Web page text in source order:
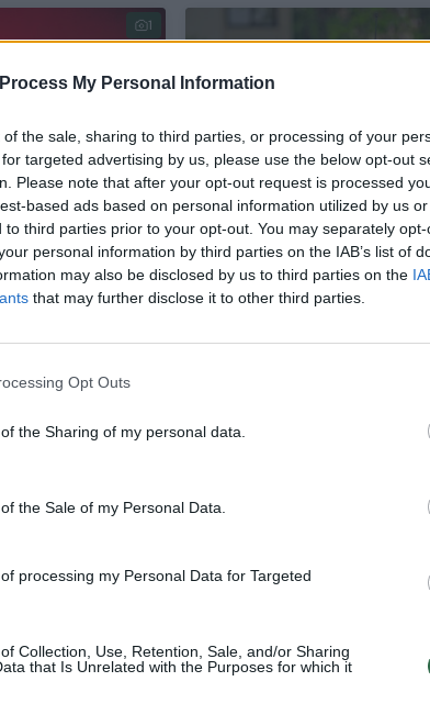
My Personal Information
the sale, sharing to third parties, or processing of your
targeted advertising by us, please use the below opt-out
Please note that after your opt-out request is processed
based ads based on personal information utilized by us
to third parties prior to your opt-out. You may separately
personal information by third parties on the IAB’s list of
may also be disclosed by us to third parties on the
that may further disclose it to other third parties.
Opt Outs
the Sharing of my personal data.
the Sale of my Personal Data.
processing my Personal Data for Targeted
Collection, Use, Retention, Sale, and/or Sharing
that Is Unrelated with the Purposes for which it
1
užpuolė
ir
Vilniuje namuose vyrai
užpuolė moterį:
reikalavo pinigų